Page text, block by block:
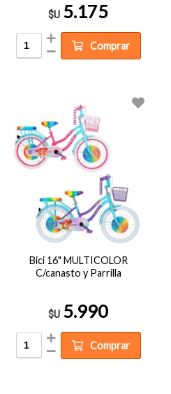
$U 5.175
Comprar
Bici 16" MULTICOLOR
C/canasto y Parrilla
$U 5.990
Comprar